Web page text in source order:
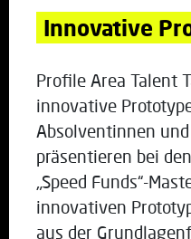
Innovative
Profile Area Talent
innovative
Absolventinnen
präsentieren bei
„Speed Funds“-
innovativen
aus der